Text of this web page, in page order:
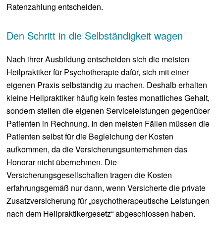
Ratenzahlung entscheiden.
Den Schritt in die Selbständigkeit wagen
Nach ihrer Ausbildung entscheiden sich die meisten
Heilpraktiker für Psychotherapie dafür, sich mit einer
eigenen Praxis selbständig zu machen. Deshalb erhalten
kleine Heilpraktiker häufig kein festes monatliches Gehalt,
sondern stellen die eigenen Serviceleistungen gegenüber
Patienten in Rechnung. In den meisten Fällen müssen die
Patienten selbst für die Begleichung der Kosten
aufkommen, da die Versicherungsunternehmen das
Honorar nicht übernehmen. Die
Versicherungsgesellschaften tragen die Kosten
erfahrungsgemäß nur dann, wenn Versicherte die private
Zusatzversicherung für „psychotherapeutische Leistungen
nach dem Heilpraktikergesetz“ abgeschlossen haben.